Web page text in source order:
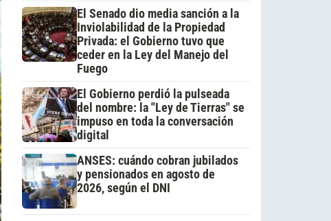
El Senado dio media sanción a la
Inviolabilidad de la Propiedad
Privada: el Gobierno tuvo que
ceder en la Ley del Manejo del
Fuego
El Gobierno perdió la pulseada
del nombre: la "Ley de Tierras" se
impuso en toda la conversación
digital
ANSES: cuándo cobran jubilados
y pensionados en agosto de
2026, según el DNI